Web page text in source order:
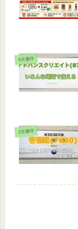
9月優待
2月優待